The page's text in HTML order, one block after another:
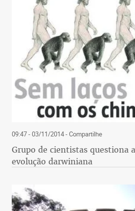
09:47 - 03/11/2014- Compartilhe
Grupo de cientistas questiona
evolução darwiniana